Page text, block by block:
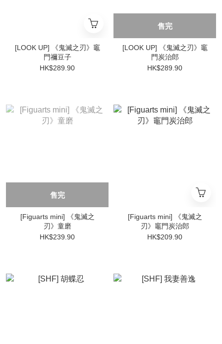
[LOOK UP] 《鬼滅之刃》竈
門禰豆子
HK$289.90
售完
[LOOK UP] 《鬼滅之刃》竈
門炭治郎
HK$289.90
售完
[Figuarts mini] 《鬼滅之
刃》童磨
HK$239.90
[Figuarts mini] 《鬼滅之
刃》竈門炭治郎
HK$209.90